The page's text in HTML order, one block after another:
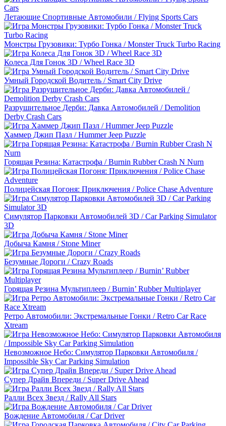
Летающие Спортивные Автомобили / Flying Sports Cars
Монстры Грузовики: Турбо Гонка / Monster Truck Turbo Racing
Колеса Для Гонок 3D / Wheel Race 3D
Умный Городской Водитель / Smart City Drive
Разрушительное Дерби: Давка Автомобилей / Demolition
Derby Crash Cars
Хаммер Джип Пазл / Hummer Jeep Puzzle
Горящая Резина: Катастрофа / Burnin Rubber Crash N Nurn
Полицейская Погоня: Приключения / Police Chase Adventure
Симулятор Парковки Автомобилей 3D / Car Parking Simulator
3D
Добыча Камня / Stone Miner
Безумные Дороги / Crazy Roads
Горящая Резина Мультиплеер / Burnin’ Rubber Multiplayer
Ретро Автомобили: Экстремальные Гонки / Retro Car Race
Xtream
Невозможное Небо: Симулятор Парковки Автомобиля /
Impossible Sky Car Parking Simulation
Супер Драйв Впереди / Super Drive Ahead
Ралли Всех Звезд / Rally All Stars
Вождение Автомобиля / Car Driver